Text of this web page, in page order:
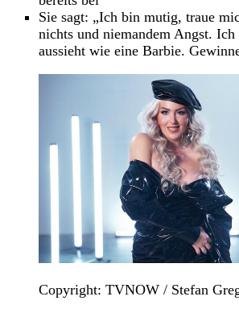
Sie sagt: „Ich bin mutig, traue
nichts und niemandem Angst.
aussieht wie eine Barbie.
Copyright: TVNOW / Stefan